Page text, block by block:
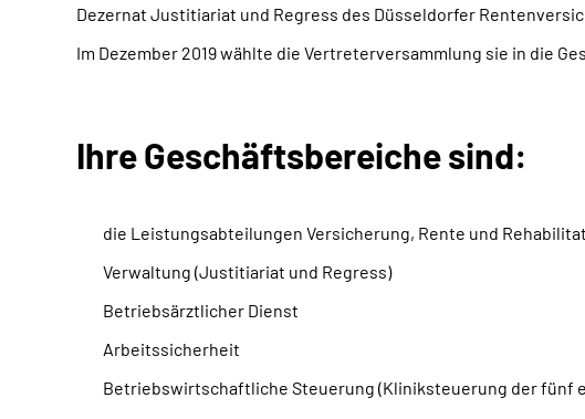
Dezernat Justitiariat und Regress des Düsseldorfer
Im Dezember 2019 wählte die Vertreterversammlung sie in die
Ihre Geschäftsbereiche sind:
die Leistungsabteilungen Versicherung, Rente und
Verwaltung (Justitiariat und Regress)
Betriebsärztlicher Dienst
Arbeitssicherheit
Betriebswirtschaftliche Steuerung (Kliniksteuerung der fünf